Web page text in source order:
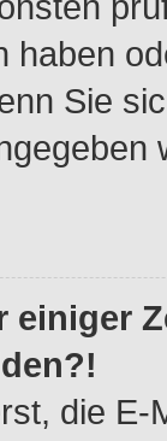
haben
Sie
einiger
die